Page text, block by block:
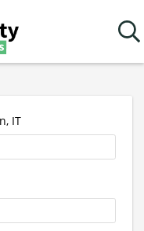
IT